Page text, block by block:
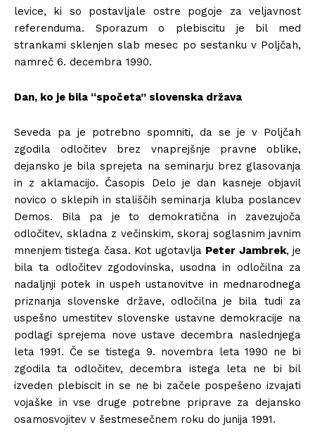
levice, ki so postavljale ostre pogoje za veljavnost
referenduma. Sporazum o plebiscitu je bil med
strankami sklenjen slab mesec po sestanku v Poljčah,
namreč 6. decembra 1990.
Dan, ko je bila “spočeta” slovenska država
Seveda pa je potrebno spomniti, da se je v Poljčah
zgodila odločitev brez vnaprejšnje pravne oblike,
dejansko je bila sprejeta na seminarju brez glasovanja
in z aklamacijo. Časopis Delo je dan kasneje objavil
novico o sklepih in stališčih seminarja kluba poslancev
Demos. Bila pa je to demokratična in zavezujoča
odločitev, skladna z večinskim, skoraj soglasnim javnim
mnenjem tistega časa. Kot ugotavlja Peter Jambrek, je
bila ta odločitev zgodovinska, usodna in odločilna za
nadaljnji potek in uspeh ustanovitve in mednarodnega
priznanja slovenske države, odločilna je bila tudi za
uspešno umestitev slovenske ustavne demokracije na
podlagi sprejema nove ustave decembra naslednjega
leta 1991. Če se tistega 9. novembra leta 1990 ne bi
zgodila ta odločitev, decembra istega leta ne bi bil
izveden plebiscit in se ne bi začele pospešeno izvajati
vojaške in vse druge potrebne priprave za dejansko
osamosvojitev v šestmesečnem roku do junija 1991.